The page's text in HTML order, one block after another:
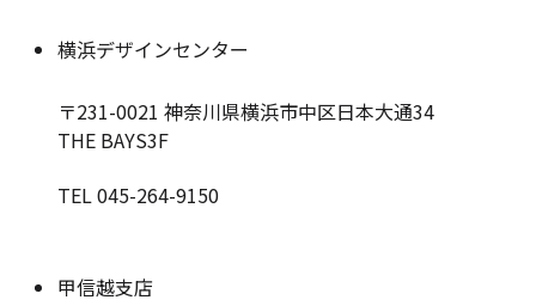
横浜デザインセンター
〒231-0021 神奈川県横浜市中区日本大通34
THE BAYS3F
TEL 045-264-9150
甲信越支店